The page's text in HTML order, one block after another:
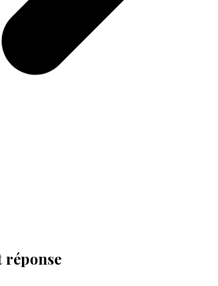
réponse